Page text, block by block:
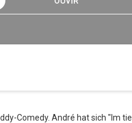
Comedy. André hat sich "Im